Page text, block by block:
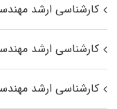
کارشناسی ارشد
کارشناسی ارشد
کارشناسی ارشد